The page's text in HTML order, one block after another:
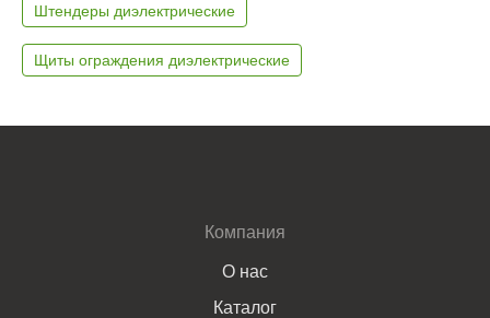
Штендеры диэлектрические
Щиты ограждения диэлектрические
Компания
О нас
Каталог